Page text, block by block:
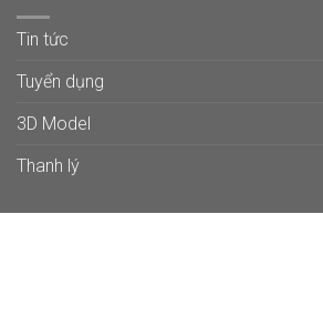
Tin tức
Tuyển dụng
3D Model
Thanh lý